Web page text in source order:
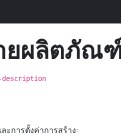
ยผลิตภัณ
description
การตั้งค่าการสร้าง: